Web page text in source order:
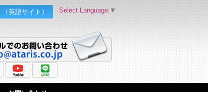
英語サイト） Select Language ▼